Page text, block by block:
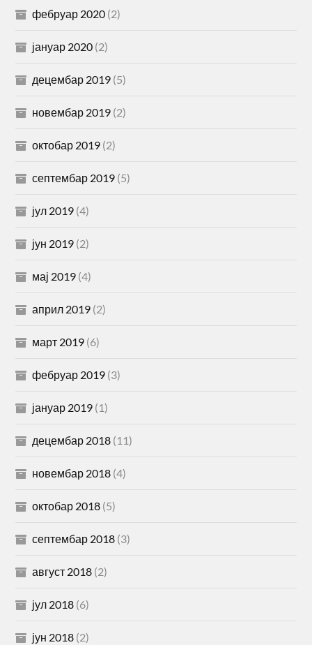
фебруар 2020 (2)
јануар 2020 (2)
децембар 2019 (5)
новембар 2019 (2)
октобар 2019 (2)
септембар 2019 (5)
јул 2019 (4)
јун 2019 (2)
мај 2019 (4)
април 2019 (2)
март 2019 (6)
фебруар 2019 (3)
јануар 2019 (1)
децембар 2018 (11)
новембар 2018 (4)
октобар 2018 (5)
септембар 2018 (3)
август 2018 (2)
јул 2018 (6)
јун 2018 (2)